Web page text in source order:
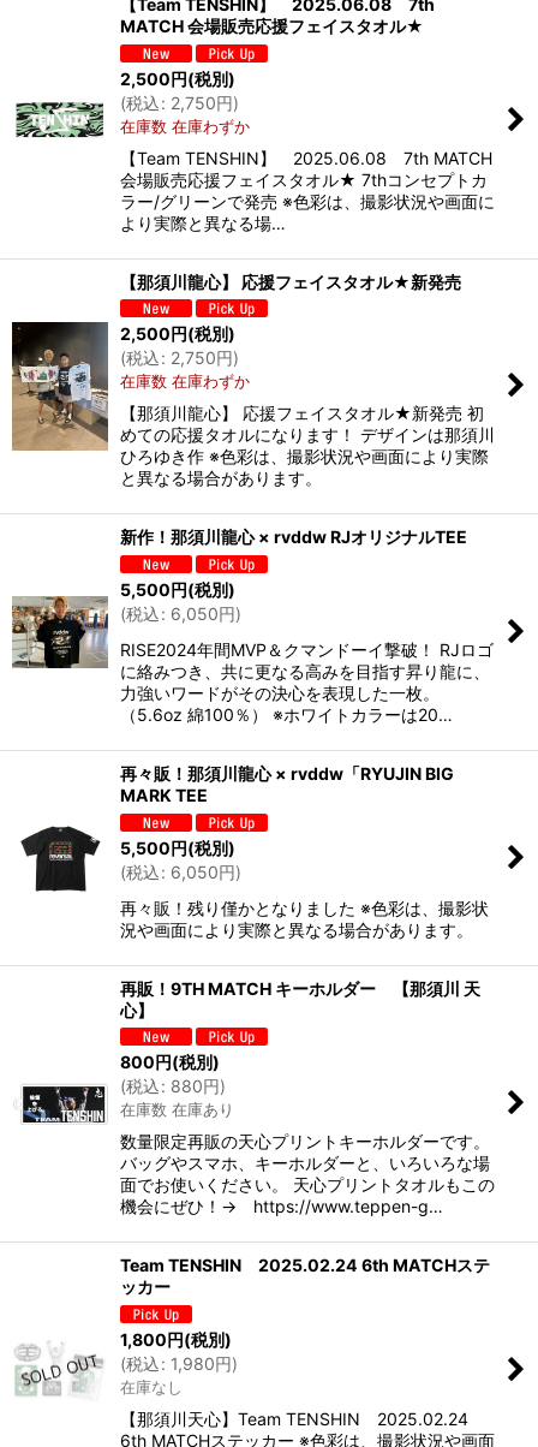
【Team TENSHIN】 2025.06.08 7th
MATCH 会場販売応援フェイスタオル★
2,500円(税別)
(税込: 2,750円)
在庫数 在庫わずか
【Team TENSHIN】 2025.06.08 7th MATCH
会場販売応援フェイスタオル★ 7thコンセプトカ
ラー/グリーンで発売 ※色彩は、撮影状況や画面に
より実際と異なる場…
【那須川龍心】 応援フェイスタオル★新発売
2,500円(税別)
(税込: 2,750円)
在庫数 在庫わずか
【那須川龍心】 応援フェイスタオル★新発売 初
めての応援タオルになります！ デザインは那須川
ひろゆき作 ※色彩は、撮影状況や画面により実際
と異なる場合があります。
新作！那須川龍心 × rvddw RJオリジナルTEE
5,500円(税別)
(税込: 6,050円)
RISE2024年間MVP＆クマンドーイ撃破！ RJロゴ
に絡みつき、共に更なる高みを目指す昇り龍に、
力強いワードがその決心を表現した一枚。
（5.6oz 綿100％） ※ホワイトカラーは20…
再々販！那須川龍心 × rvddw「RYUJIN BIG
MARK TEE
5,500円(税別)
(税込: 6,050円)
再々販！残り僅かとなりました ※色彩は、撮影状
況や画面により実際と異なる場合があります。
再販！9TH MATCH キーホルダー 【那須川 天
心】
800円(税別)
(税込: 880円)
在庫数 在庫あり
数量限定再販の天心プリントキーホルダーです。
バッグやスマホ、キーホルダーと、いろいろな場
面でお使いください。 天心プリントタオルもこの
機会にぜひ！→ https://www.teppen-g…
Team TENSHIN 2025.02.24 6th MATCHステ
ッカー
1,800円(税別)
(税込: 1,980円)
在庫なし
【那須川天心】Team TENSHIN 2025.02.24
6th MATCHステッカー ※色彩は、撮影状況や画面